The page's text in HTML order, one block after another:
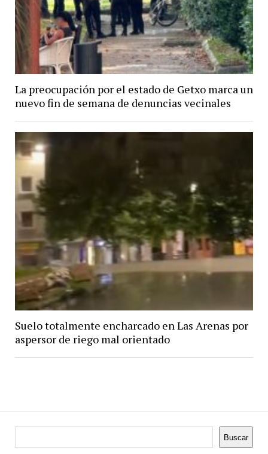
La preocupación por el estado de Getxo marca un
nuevo fin de semana de denuncias vecinales
Suelo totalmente encharcado en Las Arenas por
aspersor de riego mal orientado
Buscar